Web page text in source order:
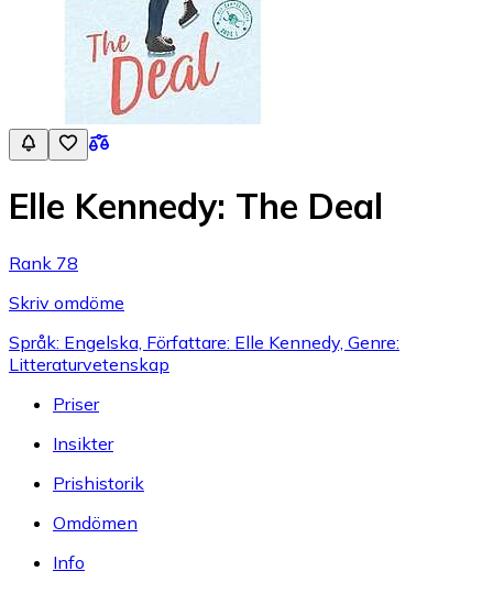
Elle Kennedy: The Deal
Rank 78
Skriv omdöme
Språk: Engelska, Författare: Elle Kennedy, Genre:
Litteraturvetenskap
Priser
Insikter
Prishistorik
Omdömen
Info